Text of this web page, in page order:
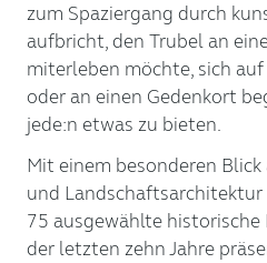
zum Spaziergang durch
aufbricht, den Trubel an
miterleben möchte, sich
oder an einen Gedenkort
jede:n etwas zu bieten.
Mit einem besonderen
und Landschaftsarchitektur
75 ausgewählte historische
der letzten zehn Jahre